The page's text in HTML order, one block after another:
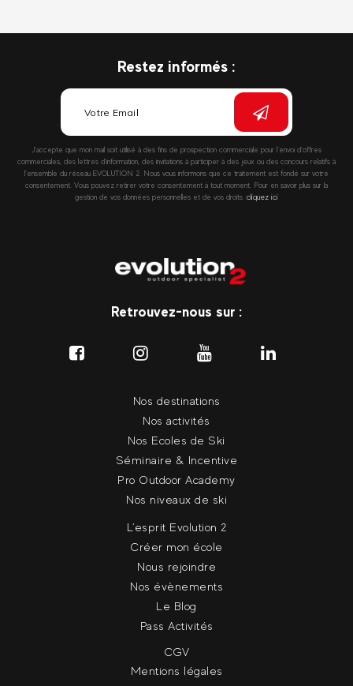
Restez informés :
J’accepte que mon mail soit utilisé à des fins de prospection commerciale pour l’envoi d’offres
commerciales, des lettres d’information, des invitations à participer à des jeux ou des concours relatifs à
l’ensemble du réseau EVOLUTION 2. Nous vous informons que ce traitement est fondé sur votre
consentement. Vous pouvez retirer votre consentement à tout moment. Pour en savoir plus sur la
gestion de vos données personnelles et de vos droits :cliquez ici
Retrouvez-nous sur :
Nos destinations
Nos activités
Nos Ecoles de Ski
Séminaire & Incentive
Pro Outdoor Academy
Nos niveaux de ski
L'esprit Evolution 2
Créer mon école
Nous rejoindre
Nos évènements
Le Blog
Pass Activités
CGV
Mentions légales